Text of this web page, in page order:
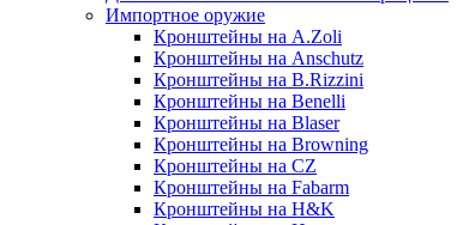
Импортное оружие
Кронштейны на A.Zoli
Кронштейны на Anschutz
Кронштейны на B.Rizzini
Кронштейны на Benelli
Кронштейны на Blaser
Кронштейны на Browning
Кронштейны на CZ
Кронштейны на Fabarm
Кронштейны на H&K